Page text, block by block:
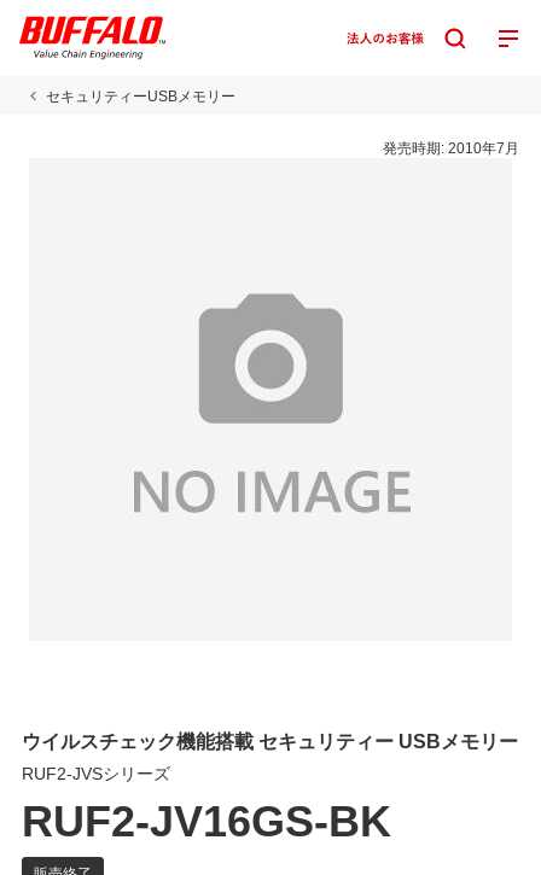
セキュリティーUSBメモリー
発売時期:2010年7月
ウイルスチェック機能搭載 セキュリティー USBメモリー
RUF2-JVSシリーズ
RUF2-JV16GS-BK